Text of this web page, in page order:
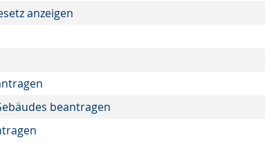
anzeigen
beantragen